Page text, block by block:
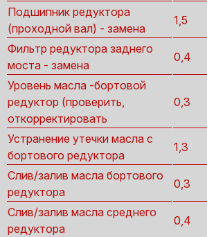
Подшипник редуктора
(проходной вал) - замена
1,5
Фильтр редуктора заднего
моста - замена
0,4
Уровень масла -бортовой
редуктор (проверить,
откорректировать
0,3
Устранение утечки масла с
бортового редуктора
1,3
Слив/залив масла бортового
редуктора
0,3
Слив/залив масла среднего
редуктора
0,4